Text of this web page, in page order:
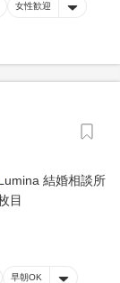
女性歓迎
早朝OK